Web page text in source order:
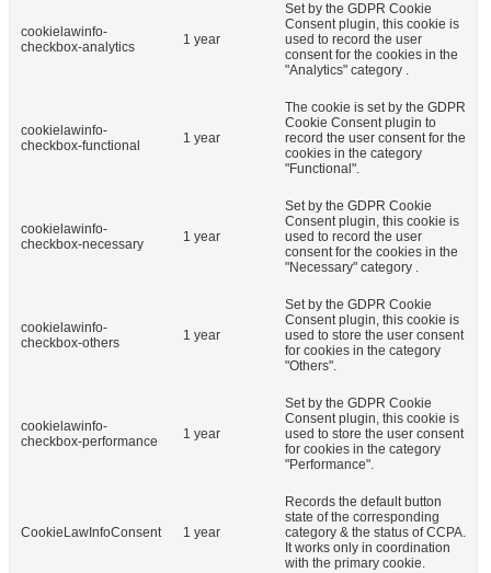
cookielawinfo-
checkbox-analytics
1 year
Set by the GDPR Cookie
Consent plugin, this cookie is
used to record the user
consent for the cookies in the
"Analytics" category .
cookielawinfo-
checkbox-functional
1 year
The cookie is set by the GDPR
Cookie Consent plugin to
record the user consent for the
cookies in the category
"Functional".
cookielawinfo-
checkbox-necessary
1 year
Set by the GDPR Cookie
Consent plugin, this cookie is
used to record the user
consent for the cookies in the
"Necessary" category .
cookielawinfo-
checkbox-others
1 year
Set by the GDPR Cookie
Consent plugin, this cookie is
used to store the user consent
for cookies in the category
"Others".
cookielawinfo-
checkbox-performance
1 year
Set by the GDPR Cookie
Consent plugin, this cookie is
used to store the user consent
for cookies in the category
"Performance".
CookieLawInfoConsent 1 year
Records the default button
state of the corresponding
category & the status of CCPA.
It works only in coordination
with the primary cookie.